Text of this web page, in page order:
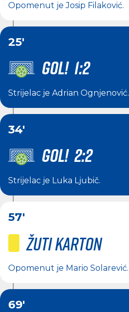
Opomenut jeJosip Filaković.
25'
GOL! 1:2
Strijelac je Adrian Ognjenović.
34'
GOL! 2:2
Strijelac je Luka Ljubič.
57'
Žuti karton
Opomenut je Mario Solarević.
69'